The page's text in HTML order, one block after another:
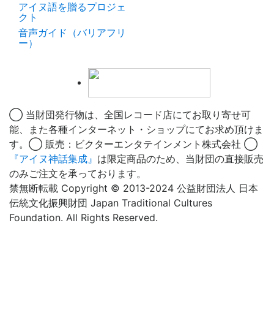
アイヌ語を贈るプロジェ
クト
音声ガイド（バリアフリ
ー）
◯ 当財団発行物は、全国レコード店にてお取り寄せ可
能、また各種インターネット・ショップにてお求め頂けま
す。◯ 販売：ビクターエンタテインメント株式会社 ◯
『アイヌ神話集成』 は限定商品のため、当財団の直接販売
のみご注文を承っております。
禁無断転載 Copyright © 2013-2024 公益財団法人 日本
伝統文化振興財団 Japan Traditional Cultures
Foundation. All Rights Reserved.